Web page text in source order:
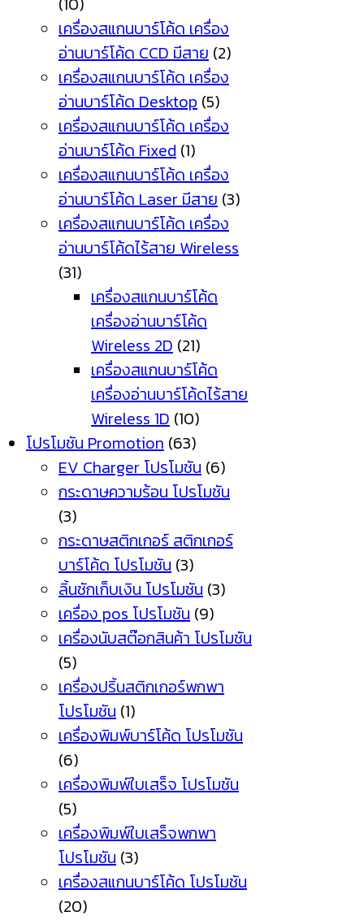
เครื่องสแกนบาร์โค้ด เครื่อง
อ่านบาร์โค้ด CCD มีสาย (2)
เครื่องสแกนบาร์โค้ด เครื่อง
อ่านบาร์โค้ด Desktop (5)
เครื่องสแกนบาร์โค้ด เครื่อง
อ่านบาร์โค้ด Fixed (1)
เครื่องสแกนบาร์โค้ด เครื่อง
อ่านบาร์โค้ด Laser มีสาย (3)
เครื่องสแกนบาร์โค้ด เครื่อง
อ่านบาร์โค้ดไร้สาย Wireless
(31)
เครื่องสแกนบาร์โค้ด
เครื่องอ่านบาร์โค้ด
Wireless 2D (21)
เครื่องสแกนบาร์โค้ด
เครื่องอ่านบาร์โค้ดไร้สาย
Wireless 1D (10)
โปรโมชัน Promotion (63)
EV Charger โปรโมชัน (6)
กระดาษความร้อน โปรโมชัน
(3)
กระดาษสติกเกอร์ สติกเกอร์
บาร์โค้ด โปรโมชัน (3)
ลิ้นชักเก็บเงิน โปรโมชัน (3)
เครื่อง pos โปรโมชัน (9)
เครื่องนับสต๊อกสินค้า โปรโมชัน
(5)
เครื่องปริ้นสติกเกอร์พกพา
โปรโมชัน (1)
เครื่องพิมพ์บาร์โค้ด โปรโมชัน
(6)
เครื่องพิมพ์ใบเสร็จ โปรโมชัน
(5)
เครื่องพิมพ์ใบเสร็จพกพา
โปรโมชัน (3)
เครื่องสแกนบาร์โค้ด โปรโมชัน
(20)